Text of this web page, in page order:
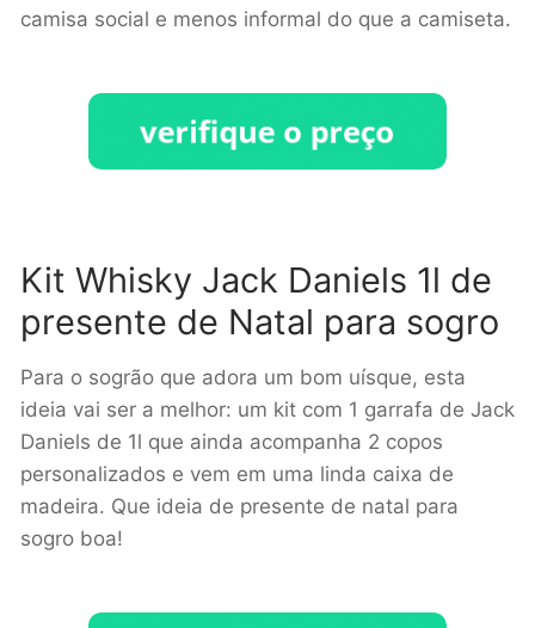
camisa social e menos informal do que a camiseta.
Kit Whisky Jack Daniels 1l de
presente de Natal para sogro
Para o sogrão que adora um bom uísque, esta
ideia vai ser a melhor: um kit com 1 garrafa de Jack
Daniels de 1l que ainda acompanha 2 copos
personalizados e vem em uma linda caixa de
madeira. Que ideia de presente de natal para
sogro boa!